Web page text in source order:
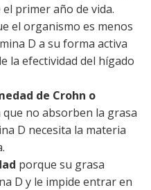
primer año de vida.
el organismo es menos
D a su forma activa
la efectividad del hígado
de Crohn o
que no absorben la grasa
D necesita la materia
porque su grasa
D y le impide entrar en